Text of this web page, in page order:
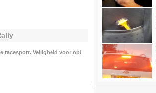
racesport. Veiligheid voor op!